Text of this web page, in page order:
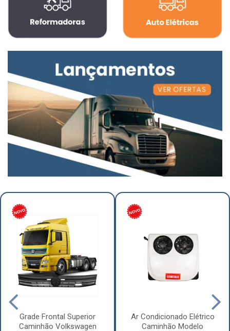
Grade Frontal Superior
Caminhão Volkswagen
Ar Condicionado Elétrico
Caminhão Modelo